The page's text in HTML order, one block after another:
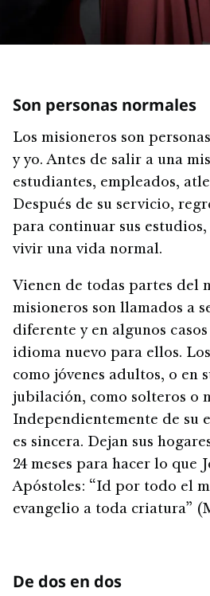
Son personas normales
Los misioneros son
y yo. Antes de salir a una
estudiantes, empleados,
Después de su servicio,
para continuar sus
vivir una vida normal.
Vienen de todas partes del
misioneros son llamados a
diferente y en algunos
idioma nuevo para ellos.
como jóvenes adultos, o en
jubilación, como solteros o
Independientemente de su
es sincera. Dejan sus
24 meses para hacer lo que
Apóstoles: “Id por todo el
evangelio a toda criatura”
De dos en dos